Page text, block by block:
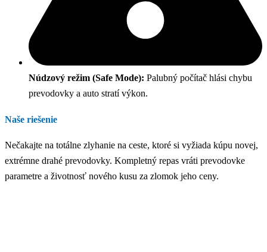
Núdzový režim (Safe Mode): Palubný počítač hlási chybu
prevodovky a auto stratí výkon.
Naše riešenie
Nečakajte na totálne zlyhanie na ceste, ktoré si vyžiada kúpu novej,
extrémne drahé prevodovky. Kompletný repas vráti prevodovke
parametre a životnosť nového kusu za zlomok jeho ceny.